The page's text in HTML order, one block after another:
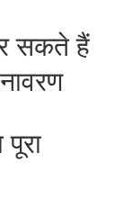
सकते हैं